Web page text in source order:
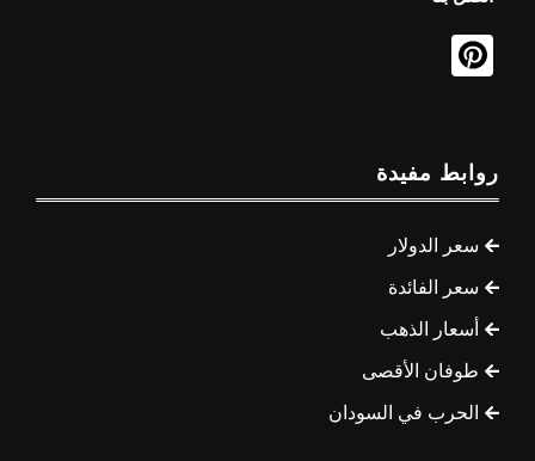
روابط مفيدة
سعر الدولار
سعر الفائدة
أسعار الذهب
طوفان الأقصى
الحرب في السودان